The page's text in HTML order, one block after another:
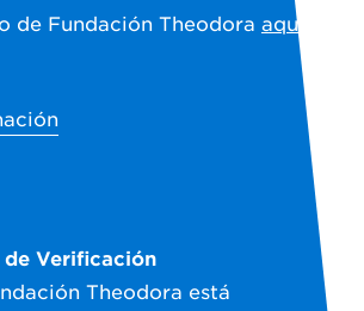
de Fundación Theodora aquí
de Verificación
Theodora está